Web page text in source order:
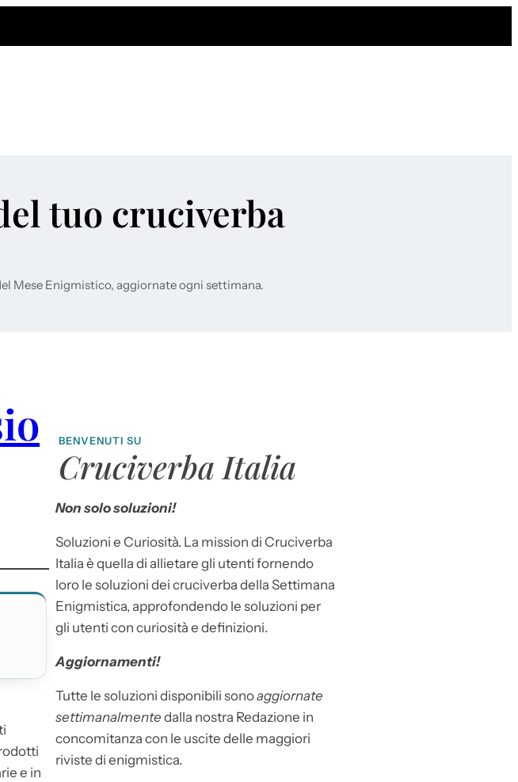
tuo cruciverba
Mese Enigmistico, aggiornate ogni settimana.
e in
BENVENUTI SU
Cruciverba Italia
Non solo soluzioni!
Soluzioni e Curiosità. La mission di Cruciverba
Italia è quella di allietare gli utenti fornendo
loro le soluzioni dei cruciverba della Settimana
Enigmistica, approfondendo le soluzioni per
gli utenti con curiosità e definizioni.
Aggiornamenti!
Tutte le soluzioni disponibili sonoaggiornate
settimanalmente dalla nostra Redazione in
concomitanza con le uscite delle maggiori
riviste di enigmistica.